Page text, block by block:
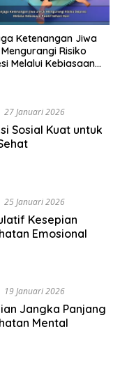
Ketenangan Jiwa
Risiko
Melalui Kebiasaan
27 Januari 2026
Sosial Kuat untuk
25 Januari 2026
Kesepian
Emosional
19 Januari 2026
Jangka Panjang
Mental